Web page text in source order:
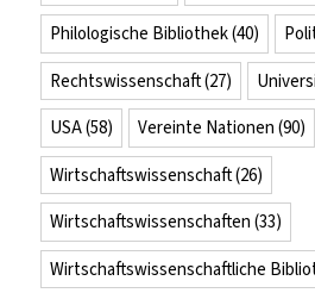
Philologische Bibliothek(40)
Rechtswissenschaft(27)
USA(58) Vereinte Nationen (90)
Wirtschaftswissenschaft(26)
Wirtschaftswissenschaften (33)
Wirtschaftswissenschaftliche